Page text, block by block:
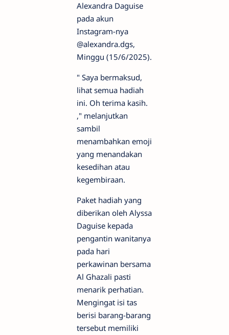
Alexandra Daguise
pada akun
Instagram-nya
@alexandra.dgs,
Minggu (15/6/2025).
" Saya bermaksud,
lihat semua hadiah
ini. Oh terima kasih.
," melanjutkan
sambil
menambahkan emoji
yang menandakan
kesedihan atau
kegembiraan.
Paket hadiah yang
diberikan oleh Alyssa
Daguise kepada
pengantin wanitanya
pada hari
perkawinan bersama
Al Ghazali pasti
menarik perhatian.
Mengingat isi tas
berisi barang-barang
tersebut memiliki